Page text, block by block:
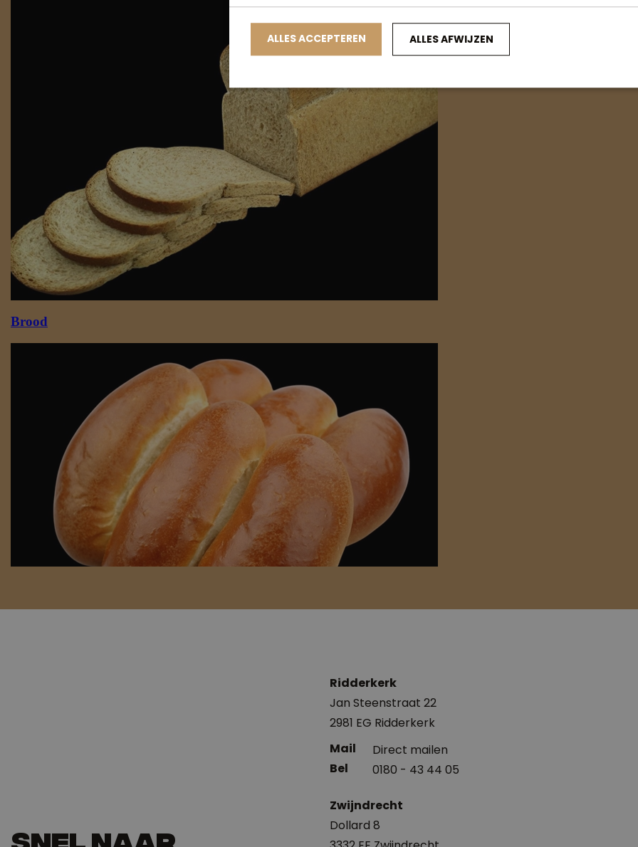
Snel naar
Ridderkerk
Jan Steenstraat 22
2981 EG Ridderkerk
Direct mailen
0180 - 43 44 05
Zwijndrecht
Dollard 8
ALLES ACCEPTEREN ALLES AFWIJZEN